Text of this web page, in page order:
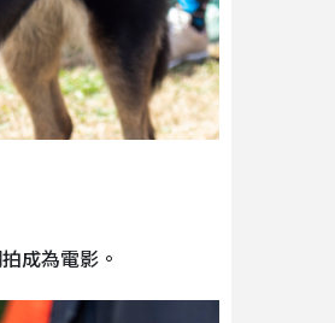
成為電影。